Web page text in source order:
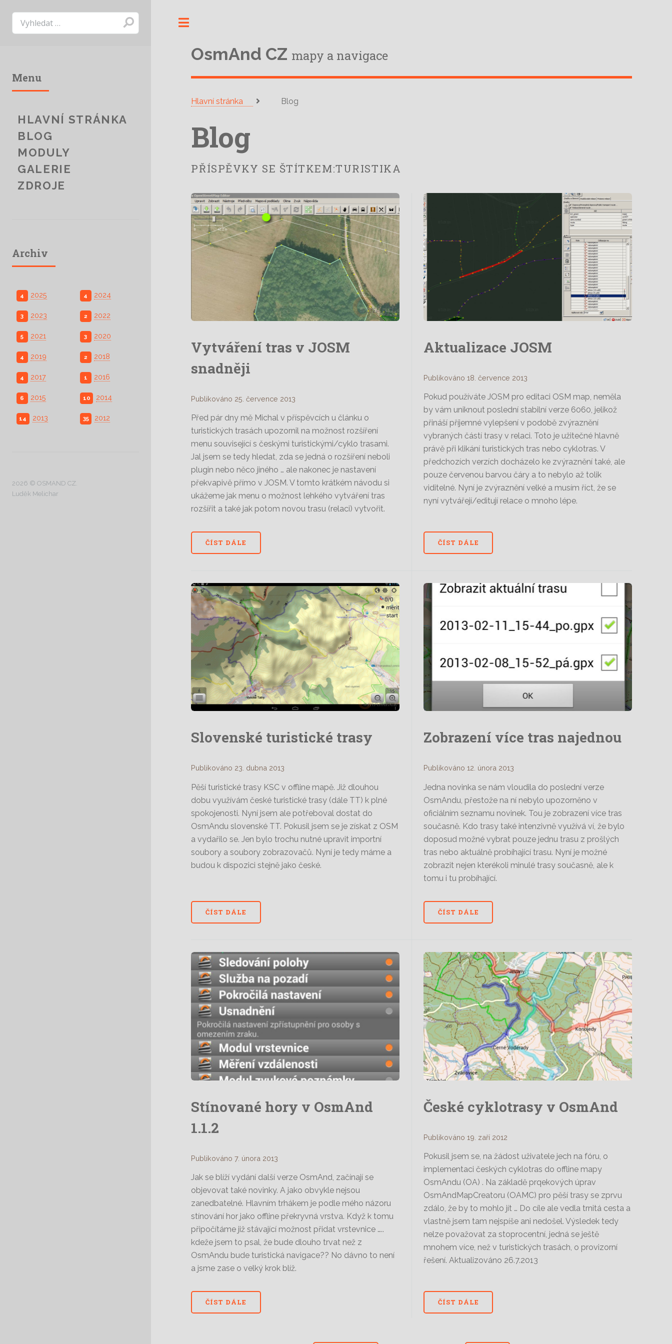
OsmAnd CZ mapy a navigace
Hlavní stránka Blog
Blog
PŘÍSPĚVKY SE ŠTÍTKEM:TURISTIKA
Vytváření tras v JOSM
snadněji
Publikováno 25. července 2013
Před pár dny mě Michal v příspěvcích u článku o
turistických trasách upozornil na možnost rozšíření
menu související s českými turistickými/cyklo trasami.
Jal jsem se tedy hledat, zda se jedná o rozšíření neboli
plugin nebo něco jiného … ale nakonec je nastavení
překvapivě přímo v JOSM. V tomto krátkém návodu si
ukážeme jak menu o možnost lehkého vytváření tras
rozšířit a také jak potom novou trasu (relaci) vytvořit.
ČÍST DÁLE
Aktualizace JOSM
Publikováno 18. července 2013
Pokud používáte JOSM pro editaci OSM map, neměla
by vám uniknout poslední stabilní verze 6060, jelikož
přináší příjemné vylepšení v podobě zvýraznění
vybraných částí trasy v relaci. Toto je užitečné hlavně
právě při klikání turistických tras nebo cyklotras. V
předchozích verzích docházelo ke zvýraznění také, ale
pouze červenou barvou čáry a to nebylo až tolik
viditelné. Nyní je zvýraznění velké a musím říct, že se
nyní vytvářejí/editují relace o mnoho lépe.
ČÍST DÁLE
Slovenské turistické trasy
Publikováno 23. dubna 2013
Pěší turistické trasy KSC v offline mapě. Již dlouhou
dobu využívám české turistické trasy (dále TT) k plné
spokojenosti. Nyní jsem ale potřeboval dostat do
OsmAndu slovenské TT. Pokusil jsem se je získat z OSM
a vydařilo se. Jen bylo trochu nutné upravit importní
soubory a soubory zobrazovačů. Nyní je tedy máme a
budou k dispozici stejně jako české.
ČÍST DÁLE
Zobrazení více tras najednou
Publikováno 12. února 2013
Jedna novinka se nám vloudila do poslední verze
OsmAndu, přestože na ní nebylo upozorněno v
oficiálním seznamu novinek. Tou je zobrazení více tras
současně. Kdo trasy také intenzivně využívá ví, že bylo
doposud možné vybrat pouze jednu trasu z prošlých
tras nebo aktuálně probíhající trasu. Nyní je možné
zobrazit nejen kterékoli minulé trasy současně, ale k
tomu i tu probíhající.
ČÍST DÁLE
Stínované hory v OsmAnd
1.1.2
Publikováno 7. února 2013
Jak se blíží vydání další verze OsmAnd, začínají se
objevovat také novinky. A jako obvykle nejsou
zanedbatelné. Hlavním trhákem je podle mého názoru
stínování hor jako offline překryvná vrstva. Když k tomu
připočítáme již stávající možnost přidat vrstevnice …..
kdeže jsem to psal, že bude dlouho trvat než z
OsmAndu bude turistická navigace?? No dávno to není
a jsme zase o velký krok blíž.
ČÍST DÁLE
České cyklotrasy v OsmAnd
Publikováno 19. zaří 2012
Pokusil jsem se, na žádost uživatele jech na fóru, o
implementaci českých cyklotras do offline mapy
OsmAndu (OA) . Na základě prqekových úprav
OsmAndMapCreatoru (OAMC) pro pěší trasy se zprvu
zdálo, že by to mohlo jít … Do cíle ale vedla trnitá cesta a
vlastně jsem tam nejspíše ani nedošel. Výsledek tedy
nelze považovat za stoprocentní, jedná se ještě
mnohem více, než v turistických trasách, o provizorní
řešení. Aktualizováno 26.7.2013
ČÍST DÁLE
Menu
HLAVNÍ STRÁNKA
BLOG
MODULY
GALERIE
ZDROJE
Archiv
4 2025 4 2024
3 2023 2 2022
5 2021 3 2020
4 2019 2 2018
4 2017 1 2016
6 2015 10 2014
14 2013 35 2012
2026 © OSMAND CZ.
Luděk Melichar